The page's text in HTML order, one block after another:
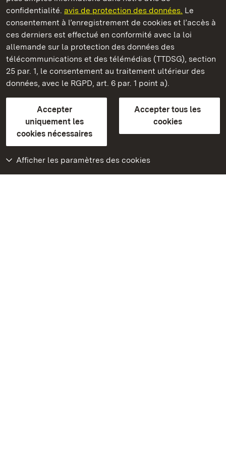
confidentialité. avis de protection des données. Le
consentement à l’enregistrement de cookies et l’accès à
ces derniers est effectué en conformité avec la loi
allemande sur la protection des données des
télécommunications et des télémédias (TTDSG), section
25 par. 1, le consentement au traitement ultérieur des
données, avec le RGPD, art. 6 par. 1 point a).
Accepter
uniquement les
cookies nécessaires
Accepter tous les
cookies
Afficher les paramètres des cookies
Ruines du château de Hohenstaufen
Châteaux et jardins publics du Bade-Wurtemberg
FAQ et réponsesMentions légalesProtection des données
Explications sur l’accessibilité
BITV-konform (geprüfte Seiten)
plus loin
Accueil
Monuments
Rendez-nous visite